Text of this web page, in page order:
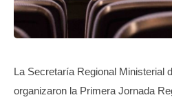
La Secretaría Regional Ministerial
organizaron la Primera Jornada